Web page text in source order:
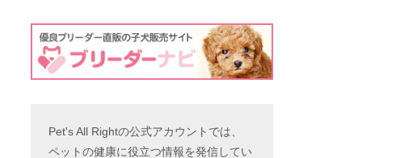
Pet's All Rightの公式アカウントでは、
ペットの健康に役立つ情報を発信してい